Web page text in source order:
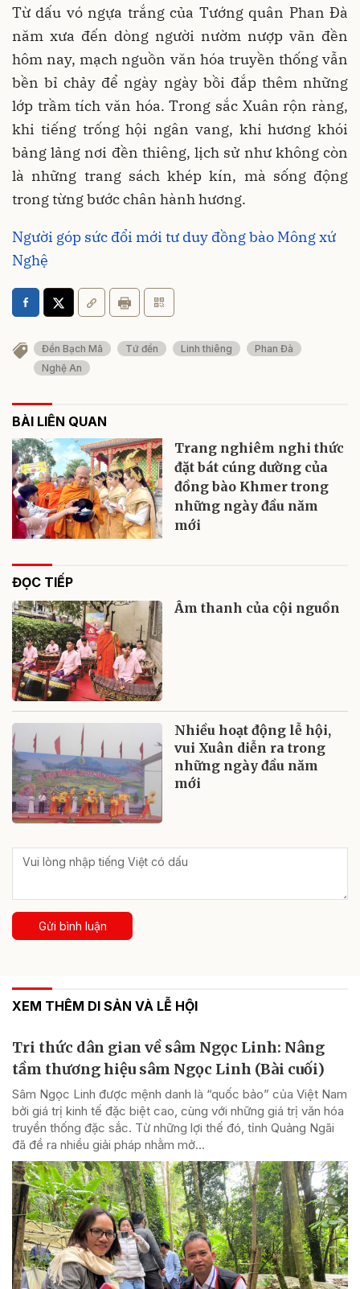
Từ dấu vó ngựa trắng của Tướng quân Phan Đà
năm xưa đến dòng người nườm nượp vãn đền
hôm nay, mạch nguồn văn hóa truyền thống vẫn
bền bỉ chảy để ngày ngày bồi đắp thêm những
lớp trầm tích văn hóa. Trong sắc Xuân rộn ràng,
khi tiếng trống hội ngân vang, khi hương khói
bảng lảng nơi đền thiêng, lịch sử như không còn
là những trang sách khép kín, mà sống động
trong từng bước chân hành hương.
Người góp sức đổi mới tư duy đồng bào Mông xứ
Nghệ
Đền Bạch Mã Tứ đền Linh thiêng
Phan Đà
Nghệ An
BÀI LIÊN QUAN
Trang nghiêm nghi thức
đặt bát cúng dường của
đồng bào Khmer trong
những ngày đầu năm
mới
ĐỌC TIẾP
Âm thanh của cội nguồn
Nhiều hoạt động lễ hội,
vui Xuân diễn ra trong
những ngày đầu năm
mới
Gửi bình luận
XEM THÊM DI SẢN VÀ LỄ HỘI
Tri thức dân gian về sâm Ngọc Linh: Nâng
tầm thương hiệu sâm Ngọc Linh (Bài cuối)
Sâm Ngọc Linh được mệnh danh là “quốc bảo” của Việt Nam
bởi giá trị kinh tế đặc biệt cao, cùng với những giá trị văn hóa
truyền thống đặc sắc. Từ những lợi thế đó, tỉnh Quảng Ngãi
đã đề ra nhiều giải pháp nhằm mở...